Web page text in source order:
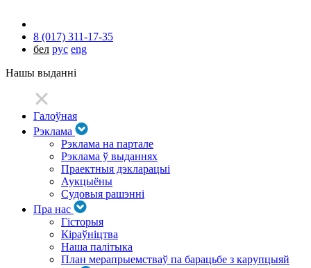
8 (017) 311-17-35
бел рус eng
Нашы выданні
Галоўная
Рэклама
Рэклама на партале
Рэклама ў выданнях
Праектныя дэкларацыі
Аукцыёны
Судовыя рашэнні
Пра нас
Гісторыя
Кіраўніцтва
Наша палітыка
План мерапрыемстваў па барацьбе з карупцыяй